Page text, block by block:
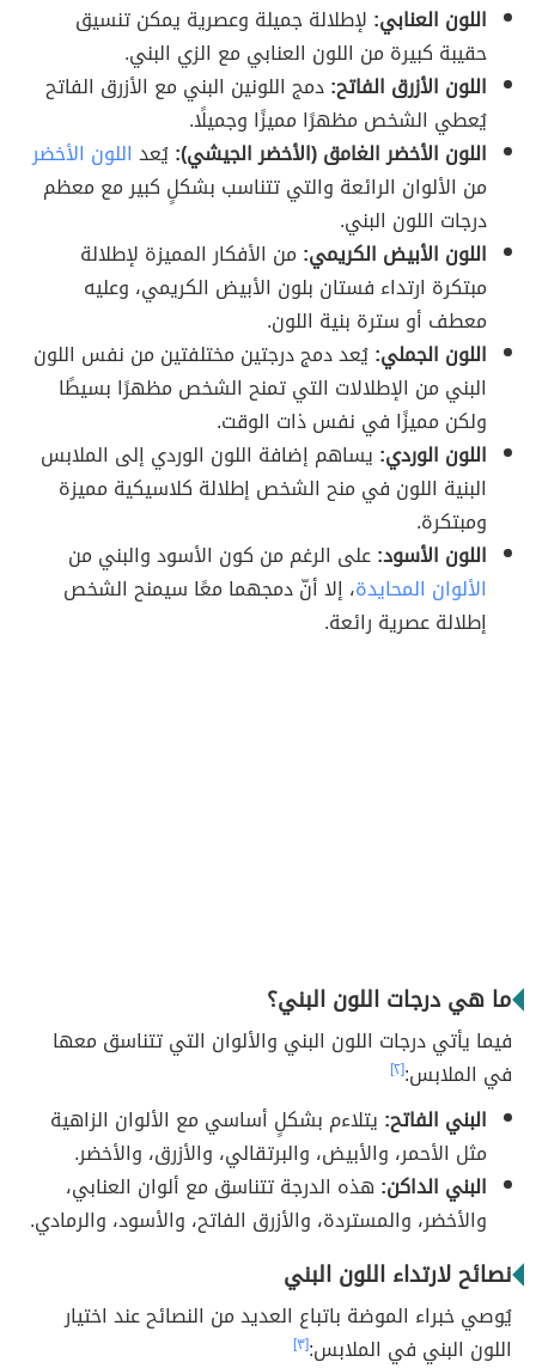
اللون العنابي: لإطلالة جميلة وعصرية يمكن تنسيق
حقيبة كبيرة من اللون العنابي مع الزي البني.
اللون الأزرق الفاتح:دمج اللونين البني مع الأزرق الفاتح
يُعطي الشخص مظهرًا مميزًا وجميلًا.
اللون الأخضر الغامق (الأخضر الجيشي):يُعد اللون الأخضر
من الألوان الرائعة والتي تتناسب بشكلٍ كبير مع معظم
درجات اللون البني.
اللون الأبيض الكريمي: من الأفكار المميزة لإطلالة
مبتكرة ارتداء فستان بلون الأبيض الكريمي، وعليه
معطف أو سترة بنية اللون.
اللون الجملي:يُعد دمج درجتين مختلفتين من نفس اللون
البني من الإطلالات التي تمنح الشخص مظهرًا بسيطًا
ولكن مميزًا في نفس ذات الوقت.
اللون الوردي: يساهم إضافة اللون الوردي إلى الملابس
البنية اللون في منح الشخص إطلالة كلاسيكية مميزة
ومبتكرة.
اللون الأسود:على الرغم من كون الأسود والبني من
الألوان المحايدة، إلا أنّ دمجهما معًا سيمنح الشخص
إطلالة عصرية رائعة.
ما هي درجات اللون البني؟
فيما يأتي درجات اللون البني والألوان التي تتناسق معها
في الملابس:[٢]
البني الفاتح: يتلاءم بشكلٍ أساسي مع الألوان الزاهية
مثل الأحمر، والأبيض، والبرتقالي، والأزرق، والأخضر.
البني الداكن: هذه الدرجة تتناسق مع ألوان العنابي،
والأخضر، والمستردة، والأزرق الفاتح، والأسود، والرمادي.
نصائح لارتداء اللون البني
يُوصي خبراء الموضة باتباع العديد من النصائح عند اختيار
اللون البني في الملابس:[٣]